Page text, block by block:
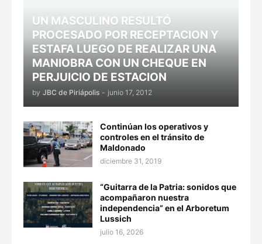
UN MASCULINO RESULTÓ
PROCESADO POR RECEPTACION Y
ESTAFA LUEGO DE REALIZAR UNA
MANIOBRA CON UN CHEQUE EN
PERJUICIO DE ESTACION
by JBC de Piriápolis - junio 17, 2012
Continúan los operativos y
controles en el tránsito de
Maldonado
diciembre 31, 2019
“Guitarra de la Patria: sonidos que
acompañaron nuestra
independencia” en el Arboretum
Lussich
julio 16, 2026